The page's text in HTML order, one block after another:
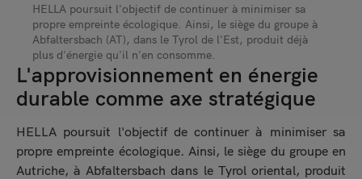
HELLA poursuit l'objectif de continuer à minimiser sa
propre empreinte écologique. Ainsi, le siège du groupe à
Abfaltersbach (AT), dans le Tyrol de l'Est, produit déjà
plus d'énergie qu'il n'en consomme.
L'approvisionnement en énergie
durable comme axe stratégique
HELLA poursuit l'objectif de continuer à minimiser sa
propre empreinte écologique. Ainsi, le siège du groupe en
Autriche, à Abfaltersbach dans le Tyrol oriental, produit